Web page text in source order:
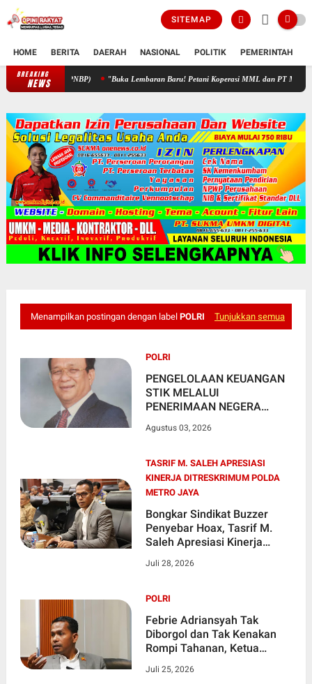
SITEMAP
HOME BERITA DAERAH NASIONAL POLITIK PEMERINTAH
BREAKING
NEWS "Buka Lembaran Baru! Petani Koperasi MML dan PT Matahari Kubu
Menampilkan postingan dengan label POLRI Tunjukkan semua
POLRI
PENGELOLAAN KEUANGAN
STIK MELALUI
PENERIMAAN NEGERA
Agustus 03, 2026
TASRIF M. SALEH APRESIASI
KINERJA DITRESKRIMUM POLDA
METRO JAYA
Bongkar Sindikat Buzzer
Penyebar Hoax, Tasrif M.
Saleh Apresiasi Kinerja
Jaya
Juli 28, 2026
POLRI
Febrie Adriansyah Tak
Diborgol dan Tak Kenakan
Rompi Tahanan, Ketua
Tasrif M. Saleh SH MH Soroti
Juli 25, 2026